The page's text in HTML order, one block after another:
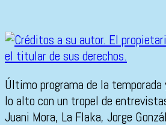
Último programa de la
lo alto con un tropel de
Juani Mora, La Flaka, Jorge